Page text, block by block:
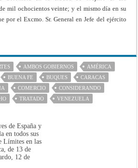
mil ochocientos veinte; y el mismo día en su
por el Excmo. Sr. General en Jefe del ejército
AMBOS GOBIERNOS
AMÉRICA
BUENA FE BUQUES
CARACAS
COMERCIO
CONSIDERANDO
TRATADO VENEZUELA
de España y
en todos sus
Límites en las
de 13 de
12 de